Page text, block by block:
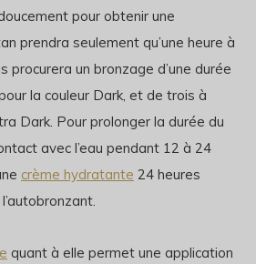
pour obtenir une
prendra seulement qu’une heure à
procurera un bronzage d’une durée
la couleur Dark, et de trois à
Dark. Pour prolonger la durée du
avec l’eau pendant 12 à 24
crème hydratante 24 heures
quant à elle permet une application